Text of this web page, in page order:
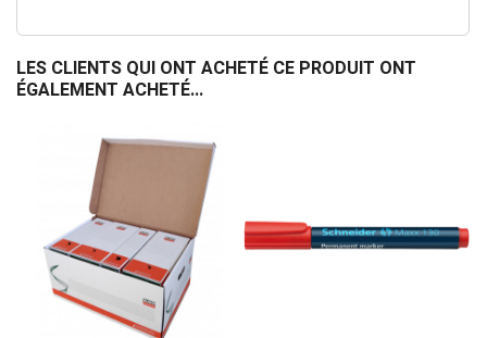
LES CLIENTS QUI ONT ACHETÉ CE PRODUIT ONT
ÉGALEMENT ACHETÉ...